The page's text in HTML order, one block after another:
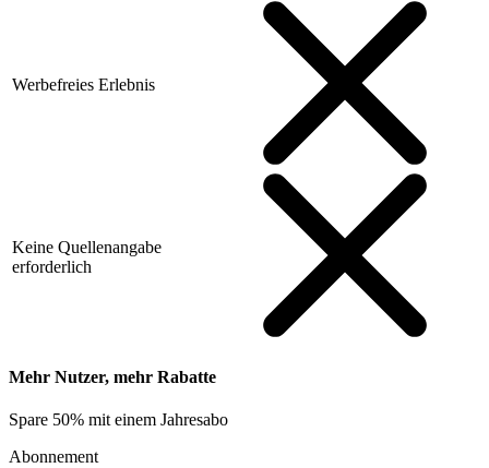
Werbefreies Erlebnis
Keine Quellenangabe
erforderlich
Mehr Nutzer, mehr Rabatte
Spare 50% mit einem Jahresabo
Abonnement